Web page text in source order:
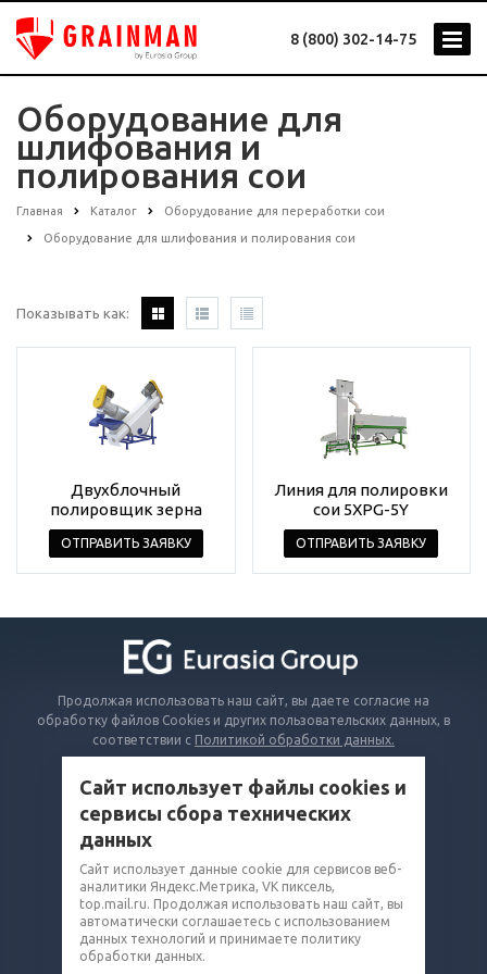
8 (800) 302-14-75
Оборудование для
шлифования и
полирования сои
Главная Каталог Оборудование для переработки сои
Оборудование для шлифования и полирования сои
Показывать как:
Двухблочный
полировщик зерна
ОТПРАВИТЬ ЗАЯВКУ
Линия для полировки
сои 5XPG-5Y
ОТПРАВИТЬ ЗАЯВКУ
Продолжая использовать наш сайт, вы даете согласие на
обработку файлов Cookies и других пользовательских данных, в
соответствии с Политикой обработки данных.
КОМПАНИЯ
КОНТАКТЫ
8 (800) 302-14-75
grain@eq-mail.ru
Сайт использует файлы cookies и
сервисы сбора технических
данных
Сайт использует данные cookie для сервисов веб-
аналитики Яндекс.Метрика, VK пиксель,
top.mail.ru. Продолжая использовать наш сайт, вы
автоматически соглашаетесь с использованием
данных технологий и принимаете политику
обработки данных.